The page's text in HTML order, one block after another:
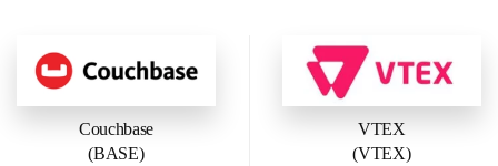
Couchbase
(BASE)
VTEX
(VTEX)